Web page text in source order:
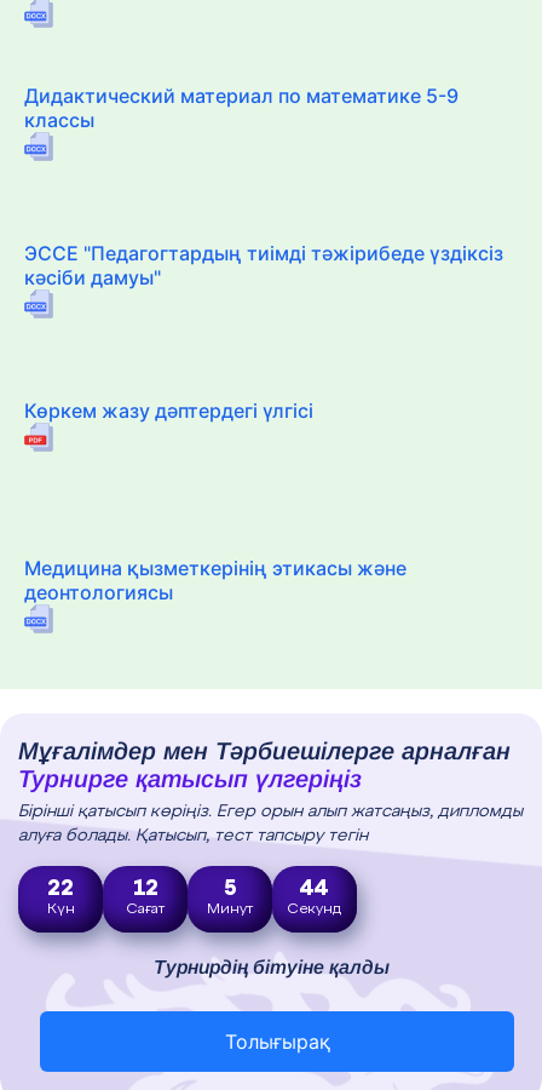
Дидактический материал по математике 5-9
классы
ЭССЕ "Педагогтардың тиімді тәжірибеде үздіксіз
кәсіби дамуы"
Көркем жазу дәптердегі үлгісі
Медицина қызметкерінің этикасы және
деонтологиясы
Мұғалімдер мен Тәрбиешілерге арналған
Турнирге қатысып үлгеріңіз
Бірінші қатысып көріңіз. Егер орын алып жатсаңыз, дипломды
алуға болады. Қатысып, тест тапсыру тегін
22
Күн
12
Сағат
5
Минут
43
Секунд
Турнирдің бітуіне қалды
Толығырақ